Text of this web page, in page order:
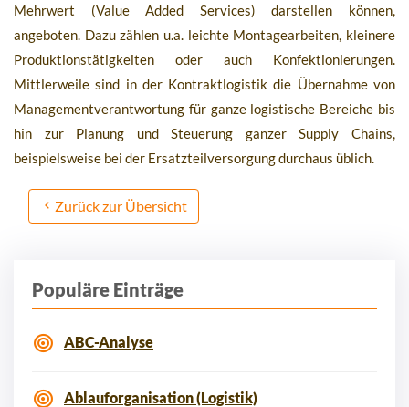
Mehrwert (Value Added Services) darstellen können,
angeboten. Dazu zählen u.a. leichte Montagearbeiten, kleinere
Produktionstätigkeiten oder auch Konfektionierungen.
Mittlerweile sind in der Kontraktlogistik die Übernahme von
Managementverantwortung für ganze logistische Bereiche bis
hin zur Planung und Steuerung ganzer Supply Chains,
beispielsweise bei der Ersatzteilversorgung durchaus üblich.
Zurück zur Übersicht
Populäre Einträge
ABC-Analyse
Ablauforganisation (Logistik)